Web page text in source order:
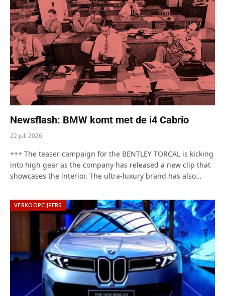
Newsflash: BMW komt met de i4 Cabrio
22 juli 2026
+++ The teaser campaign for the BENTLEY TORCAL is kicking
into high gear as the company has released a new clip that
showcases the interior. The ultra-luxury brand has also…
VERKOOPCIJFERS